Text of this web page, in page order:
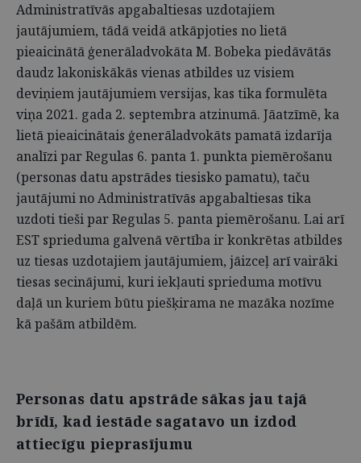
Administratīvās apgabaltiesas uzdotajiem
jautājumiem, tādā veidā atkāpjoties no lietā
pieaicinātā ģenerāladvokāta M. Bobeka piedāvātās
daudz lakoniskākās vienas atbildes uz visiem
deviņiem jautājumiem versijas, kas tika formulēta
viņa 2021. gada 2. septembra atzinumā. Jāatzīmē, ka
lietā pieaicinātais ģenerāladvokāts pamatā izdarīja
analīzi par Regulas 6. panta 1. punkta piemērošanu
(personas datu apstrādes tiesisko pamatu), taču
jautājumi no Administratīvās apgabaltiesas tika
uzdoti tieši par Regulas 5. panta piemērošanu. Lai arī
EST sprieduma galvenā vērtība ir konkrētas atbildes
uz tiesas uzdotajiem jautājumiem, jāizceļ arī vairāki
tiesas secinājumi, kuri iekļauti sprieduma motīvu
daļā un kuriem būtu piešķirama ne mazāka nozīme
kā pašām atbildēm.
Personas datu apstrāde sākas jau tajā
brīdī, kad iestāde sagatavo un izdod
attiecīgu pieprasījumu